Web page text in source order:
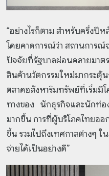
“อย่างไรก็ตาม สำหรับครึ่งปี
โดยคาดการณ์ว่า สถานการณ์
ปัจจัยที่รัฐบาลผ่อนคลายมาต
สินค้านวัตกรรมใหม่มากระตุ้
ตลาดอสังหาริมทรัพย์ที่เริ่มมี
ทางของ นักธุรกิจและนักท่อ
มากขึ้น การที่ผู้บริโภคไทยอ
ขึ้น รวมไปถึงเทศกาลต่างๆ
จ่ายได้เป็นอย่างดี”